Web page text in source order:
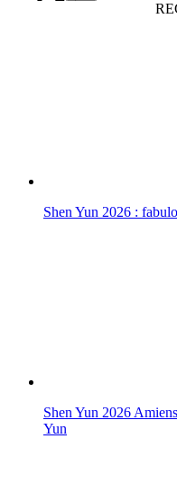
Shen Yun 2026 :
Shen Yun 2026
Yun